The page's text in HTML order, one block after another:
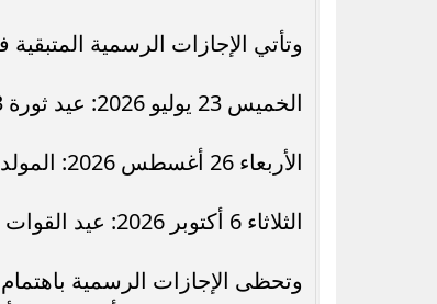
وتأتي الإجازات الرسمية المتبقية في عام 2026 على
الخميس 23 يوليو 2026: عيد ثورة 23 يوليو.
الأربعاء 26 أغسطس 2026: المولد النبوي الشريف.
الثلاثاء 6 أكتوبر 2026: عيد القوات المسلحة (ذكرى انتصارات أكتوبر).
وتحظى الإجازات الرسمية